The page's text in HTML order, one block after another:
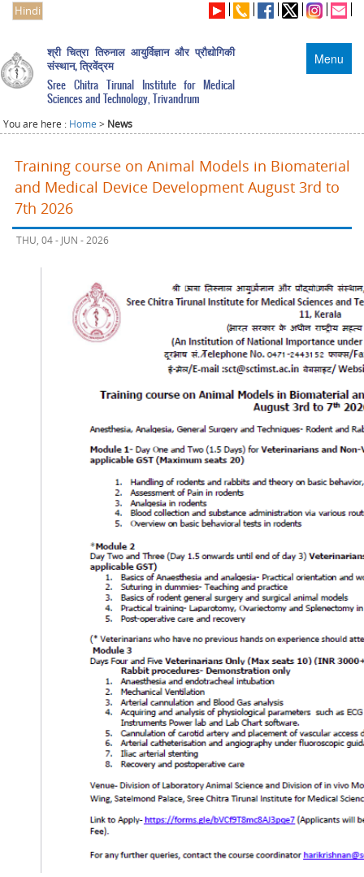
Hindi
Menu
श्री चित्रा तिरुनाल आयुर्विज्ञान और प्रौद्योगिकी
संस्थान, त्रिवेंद्रम
Sree Chitra Tirunal Institute for Medical
Sciences and Technology, Trivandrum
You are here : Home > News
Training course on Animal Models in Biomaterial
and Medical Device Development August 3rd to
7th 2026
THU, 04 - JUN - 2026